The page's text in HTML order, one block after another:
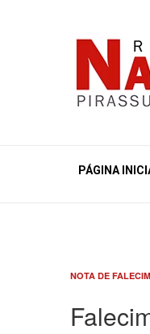
PÁGINA
NOTA DE